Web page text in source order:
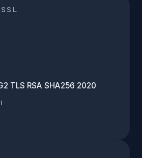
TLS RSA SHA256 2020